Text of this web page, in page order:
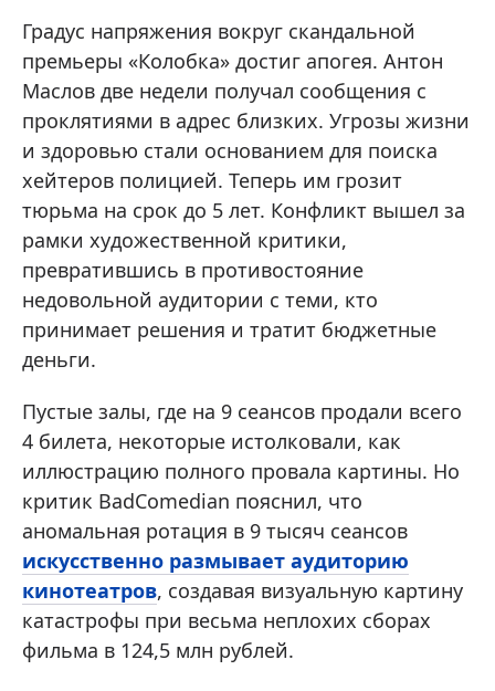
Градус напряжения вокруг скандальной
премьеры «Колобка» достиг апогея. Антон
Маслов две недели получал сообщения с
проклятиями в адрес близких. Угрозы жизни
и здоровью стали основанием для поиска
хейтеров полицией. Теперь им грозит
тюрьма на срок до 5 лет. Конфликт вышел за
рамки художественной критики,
превратившись в противостояние
недовольной аудитории с теми, кто
принимает решения и тратит бюджетные
деньги.
Пустые залы, где на 9 сеансов продали всего
4 билета, некоторые истолковали, как
иллюстрацию полного провала картины. Но
критик BadComedian пояснил, что
аномальная ротация в 9 тысяч сеансов
искусственно размывает аудиторию
кинотеатров, создавая визуальную картину
катастрофы при весьма неплохих сборах
фильма в 124,5 млн рублей.